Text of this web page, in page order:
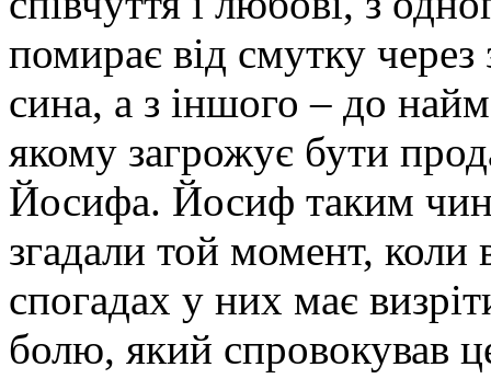
помирає від смутку
сина, а з іншого – до
якому загрожує бути
Йосифа. Йосиф таким
згадали той момент,
спогадах у них має
болю, який спровокував